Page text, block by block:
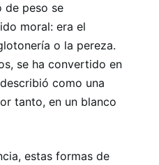
de peso se
moral: era el
o la pereza.
se ha convertido en
como una
tanto, en un blanco
estas formas de